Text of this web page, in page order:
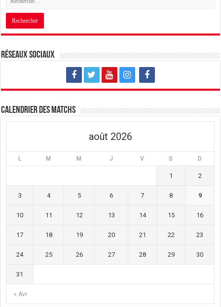
Réseaux sociaux
Calendrier des matchs
août 2026
L M M J V S D
« Avr
1 2
3 4 5 6 7 8 9
10 11 12 13 14 15 16
17 18 19 20 21 22 23
24 25 26 27 28 29 30
31